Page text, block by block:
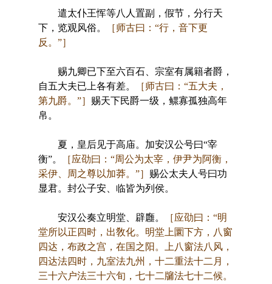
遣太仆王恽等八人置副，假节，分行天
下，览观风俗。
［师古曰：“行，音下更
反。”］
赐九卿已下至六百石、宗室有属籍者爵，
自五大夫已上各有差。
［师古曰：“五大夫，
第九爵。”］ 赐天下民爵一级，鳏寡孤独高年
帛。
夏，皇后见于高庙。加安汉公号曰“宰
衡”。
［应劭曰：“周公为太宰，伊尹为阿衡，
采伊、周之尊以加莽。”］ 赐公太夫人号曰功
显君。封公子安、临皆为列侯。
安汉公奏立明堂、辟廱。
［应劭曰：“明
堂所以正四时，出敎化。明堂上圜下方，八窗
四达，布政之宫，在国之阳。上八窗法八风，
四达法四时，九室法九州，十二重法十二月，
三十六户法三十六旬，七十二牖法七十二候。